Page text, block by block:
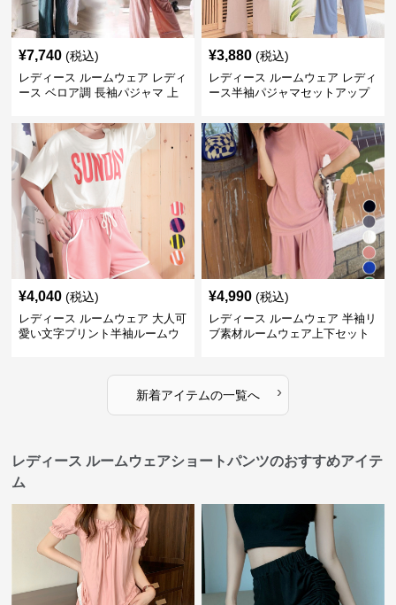
¥7,740 (税込)
レディース ルームウェア レディ
ース ベロア調 長袖パジャマ 上
¥3,880 (税込)
レディース ルームウェア レディ
ース半袖パジャマセットアップ
¥4,040 (税込)
レディース ルームウェア 大人可
愛い文字プリント半袖ルームウ
¥4,990 (税込)
レディース ルームウェア 半袖リ
ブ素材ルームウェア上下セット
新着アイテムの一覧へ ›
レディース ルームウェアショートパンツのおすすめアイテ
ム